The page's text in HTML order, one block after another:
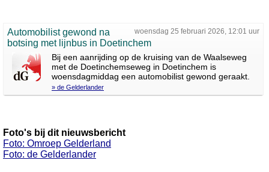
woensdag 25 februari 2026, 12:01 uur
Automobilist gewond na
botsing met lijnbus in Doetinchem
Bij een aanrijding op de kruising van de Waalseweg
met de Doetinchemseweg in Doetinchem is
woensdagmiddag een automobilist gewond geraakt.
» de Gelderlander
Foto's bij dit nieuwsbericht
Foto: Omroep Gelderland
Foto: de Gelderlander